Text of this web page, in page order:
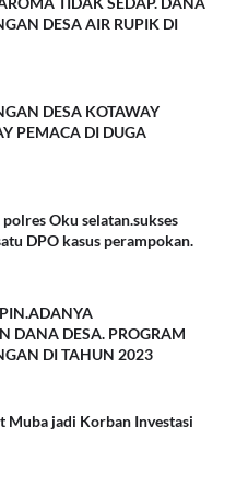
DESA AIR RUPIK DI
DESA KOTAWAY
PEMACA DI DUGA
Oku selatan.sukses
DPO kasus perampokan.
DANA DESA. PROGRAM
DI TAHUN 2023
Muba jadi Korban Investasi